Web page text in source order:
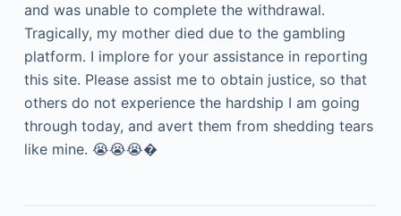
and was unable to complete the withdrawal.
Tragically, my mother died due to the gambling
platform. I implore for your assistance in reporting
this site. Please assist me to obtain justice, so that
others do not experience the hardship I am going
through today, and avert them from shedding tears
like mine. 😭😭😭�